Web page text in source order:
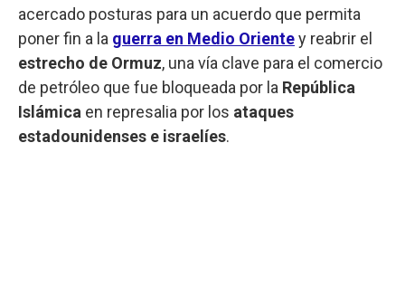
acercado posturas para un acuerdo que permita
poner fin a la guerra en Medio Orientey reabrir el
estrecho de Ormuz, una vía clave para el comercio
de petróleo que fue bloqueada por la República
Islámica en represalia por los ataques
estadounidenses e israelíes.